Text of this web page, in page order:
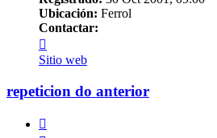
Ubicación: Ferrol
Contactar:
lamigueiro
Sitio web
repeticion do anterior